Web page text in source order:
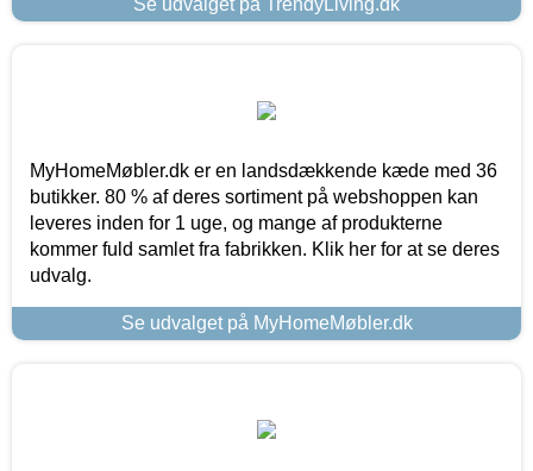
MyHomeMøbler.dk er en landsdækkende kæde med 36
butikker. 80 % af deres sortiment på webshoppen kan
leveres inden for 1 uge, og mange af produkterne
kommer fuld samlet fra fabrikken. Klik her for at se deres
udvalg.
Se udvalget på MyHomeMøbler.dk